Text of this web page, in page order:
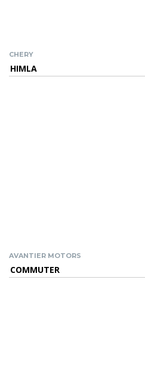
CHERY
HIMLA
AVANTIER MOTORS
COMMUTER